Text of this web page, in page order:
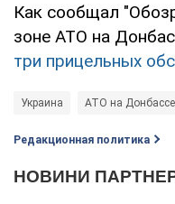
Как сообщал
зоне АТО на
три прицельных
Украина АТО на Донбассе
Редакционная политика